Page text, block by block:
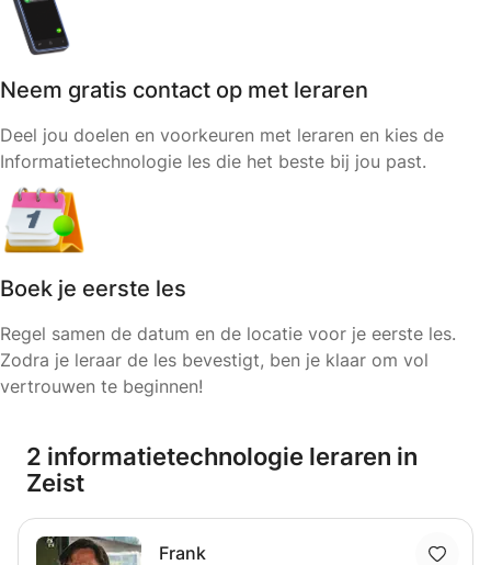
Neem gratis contact op met leraren
Deel jou doelen en voorkeuren met leraren en kies de
Informatietechnologie les die het beste bij jou past.
Boek je eerste les
Regel samen de datum en de locatie voor je eerste les.
Zodra je leraar de les bevestigt, ben je klaar om vol
vertrouwen te beginnen!
2 informatietechnologie leraren in
Zeist
Frank